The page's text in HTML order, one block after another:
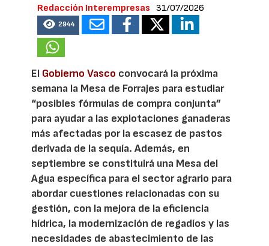
Redacción Interempresas 31/07/2026
2944
El Gobierno Vasco convocará la próxima
semana la Mesa de Forrajes para estudiar
“posibles fórmulas de compra conjunta”
para ayudar a las explotaciones ganaderas
más afectadas por la escasez de pastos
derivada de la sequía. Además, en
septiembre se constituirá una Mesa del
Agua específica para el sector agrario para
abordar cuestiones relacionadas con su
gestión, con la mejora de la eficiencia
hídrica, la modernización de regadíos y las
necesidades de abastecimiento de las